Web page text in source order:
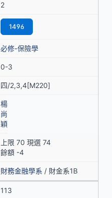
2
1496
必修-保險學
0-3
四/2,3,4[M220]
楊
尚
穎
上限 70 現選 74
餘額 -4
財務金融學系 / 財金系1B
113